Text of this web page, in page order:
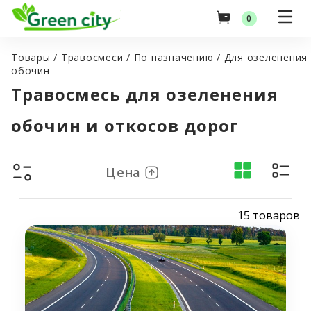
0
Семена газонных трав
Травосмеси
Российские семена
Импортные семена
Гидропосев газона
Посев газона (Укладка рулонного газона)
Озеленение и благоустройство территорий
Оптовые поставки
Акции
Оптовые цены
Товары / Травосмеси / По назначению / Для озеленения
обочин
Травосмесь для озеленения
обочин и откосов дорог
Цена
15 товаров